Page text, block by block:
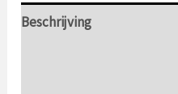
Beschrijving